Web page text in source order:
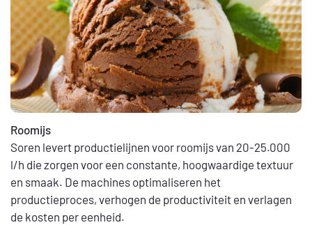
Roomijs
Soren levert productielijnen voor roomijs van 20-25.000
l/h die zorgen voor een constante, hoogwaardige textuur
en smaak. De machines optimaliseren het
productieproces, verhogen de productiviteit en verlagen
de kosten per eenheid.